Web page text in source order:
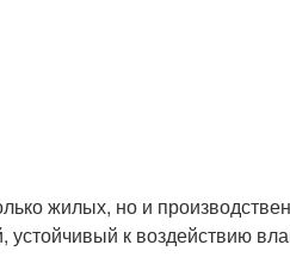
жилых, но и
к воздействию